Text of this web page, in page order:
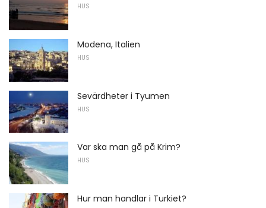
HUS
Modena, Italien
HUS
Sevärdheter i Tyumen
HUS
Var ska man gå på Krim?
HUS
Hur man handlar i Turkiet?